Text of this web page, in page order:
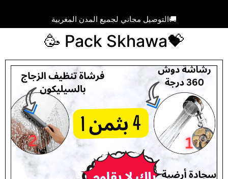
🚚التوصيل مجاني لجميع المدن المغربية
💝Pack Skhawa 🥳